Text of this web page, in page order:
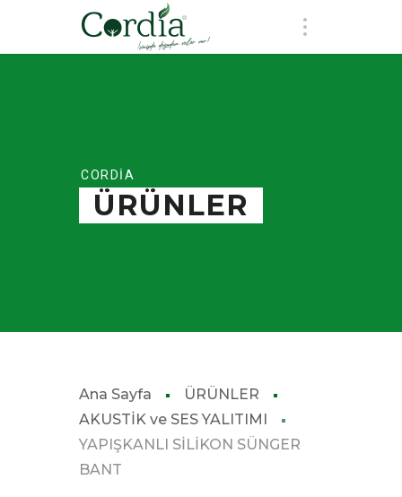
CORDİA
ÜRÜNLER
Ana Sayfa
ÜRÜNLER
AKUSTİK ve SES YALITIMI
YAPIŞKANLI SİLİKON SÜNGER
BANT